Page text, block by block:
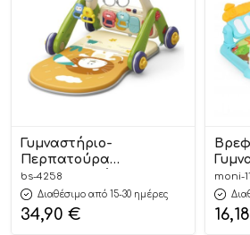
Γυμναστήριο-
Περπατούρα
Δραστηριοτήτων Piano
Rainy Forest 2in1 4258,
Bebe Stars
bs-4258
Διαθέσιμο από 15-30 ημέρες
34,90 €
moni-
16,18